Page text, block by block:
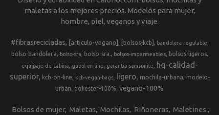
maletas a los mejores precios. Modelos para mujer,
hombre, piel, veganos y viaje.
#fibrasrecicladas [articulo-vegano] [bolsos-kcb] bandolera-regulable
bolso-bandolera bolso-sra bolso-sra. bolsos-impermeables bolsos-ligeros
equipaje-de-cabina gabol-on-line garantia-samsonite
hq-calidad-
superior
kcb-on-line kcb-vegan-bags ligero mochila-urbana
modelo-
urban
poliester-100% vegano-100%
Bolsos de mujer Maletas Mochilas Riñoneras Maletines